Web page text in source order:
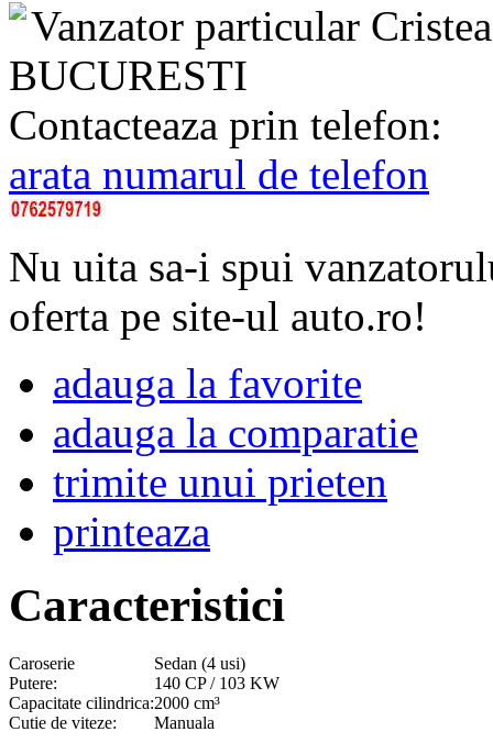
Vanzator particular
BUCURESTI
Contacteaza prin telefon:
arata numarul de telefon
Nu uita sa-i spui
oferta pe site-ul auto.ro!
adauga la favorite
adauga la comparatie
trimite unui prieten
printeaza
Caracteristici
Caroserie
Sedan (4 usi)
Putere:
140 CP / 103 KW
Capacitate cilindrica:2000 cm³
Cutie de viteze:
Manuala